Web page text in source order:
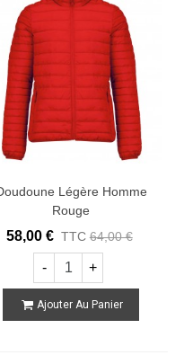
Légère Homme
Rouge
58,00 € TTC 64,00 €
- +
Ajouter Au Panier